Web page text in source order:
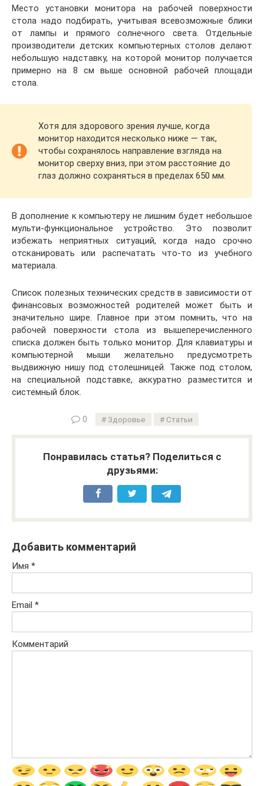
Место установки монитора на рабочей поверхности
стола надо подбирать, учитывая всевозможные блики
от лампы и прямого солнечного света. Отдельные
производители детских компьютерных столов делают
небольшую надставку, на которой монитор получается
примерно на 8 см выше основной рабочей площади
стола.
Хотя для здорового зрения лучше, когда
монитор находится несколько ниже — так,
чтобы сохранялось направление взгляда на
монитор сверху вниз, при этом расстояние до
глаз должно сохраняться в пределах 650 мм.
В дополнение к компьютеру не лишним будет небольшое
мульти-функциональное устройство. Это позволит
избежать неприятных ситуаций, когда надо срочно
отсканировать или распечатать что-то из учебного
материала.
Список полезных технических средств в зависимости от
финансовых возможностей родителей может быть и
значительно шире. Главное при этом помнить, что на
рабочей поверхности стола из вышеперечисленного
списка должен быть только монитор. Для клавиатуры и
компьютерной мыши желательно предусмотреть
выдвижную нишу под столешницей. Также под столом,
на специальной подставке, аккуратно разместится и
системный блок.
0 Здоровье Статьи
Понравилась статья? Поделиться с
друзьями:
Добавить комментарий
Имя *
Email *
Комментарий